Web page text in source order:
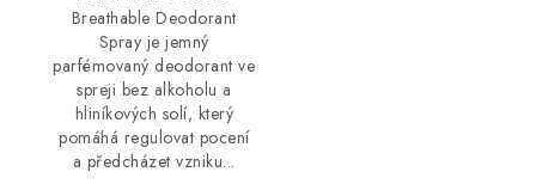
Breathable Deodorant
Spray je jemný
parfémovaný deodorant ve
spreji bez alkoholu a
hliníkových solí, který
pomáhá regulovat pocení
a předcházet vzniku...